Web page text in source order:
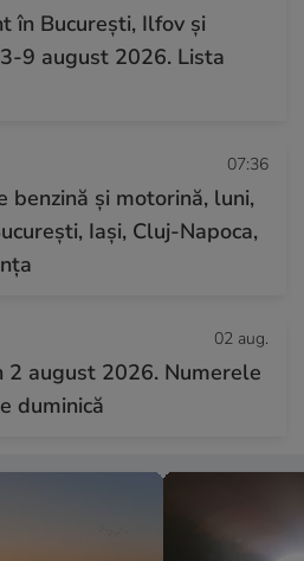
în București, Ilfov și
9 august 2026. Lista
07:36
benzină și motorină, luni,
Iași, Cluj-Napoca,
02 aug.
august 2026. Numerele
duminică